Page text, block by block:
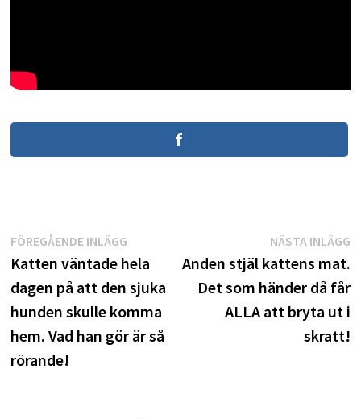
Inläggsnavigering
FÖREGÅENDE INLÄGGFöregående
inlägg:
Katten väntade hela
dagen på att den sjuka
hunden skulle komma
hem. Vad han gör är så
rörande!
NÄSTA INLÄGG
Anden stjäl kattens mat.
Det som händer då får
ALLA att bryta ut i
skratt!